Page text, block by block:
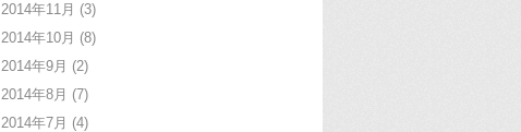
2014年11月 (3)
2014年10月 (8)
2014年9月 (2)
2014年8月 (7)
2014年7月 (4)